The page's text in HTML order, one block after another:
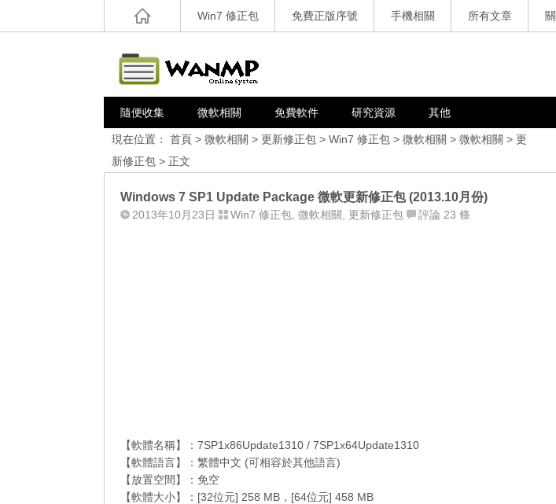
Win7 修正包 免費正版序號 手機相關 所有文章
隨便收集 微軟相關 免費軟件 研究資源 其他
現在位置： 首頁 > 微軟相關 > 更新修正包 > Win7 修正包 > 微軟相關 > 微軟相關 > 更
新修正包 > 正文
Windows 7 SP1 Update Package 微軟更新修正包 (2013.10月份)
2013年10月23日 Win7 修正包 微軟相關 更新修正包 評論 23 條
【軟體名稱】：7SP1x86Update1310 / 7SP1x64Update1310
【軟體語言】：繁體中文 (可相容於其他語言)
【放置空間】：免空
【軟體大小】：[32位元] 258 MB，[64位元] 458 MB